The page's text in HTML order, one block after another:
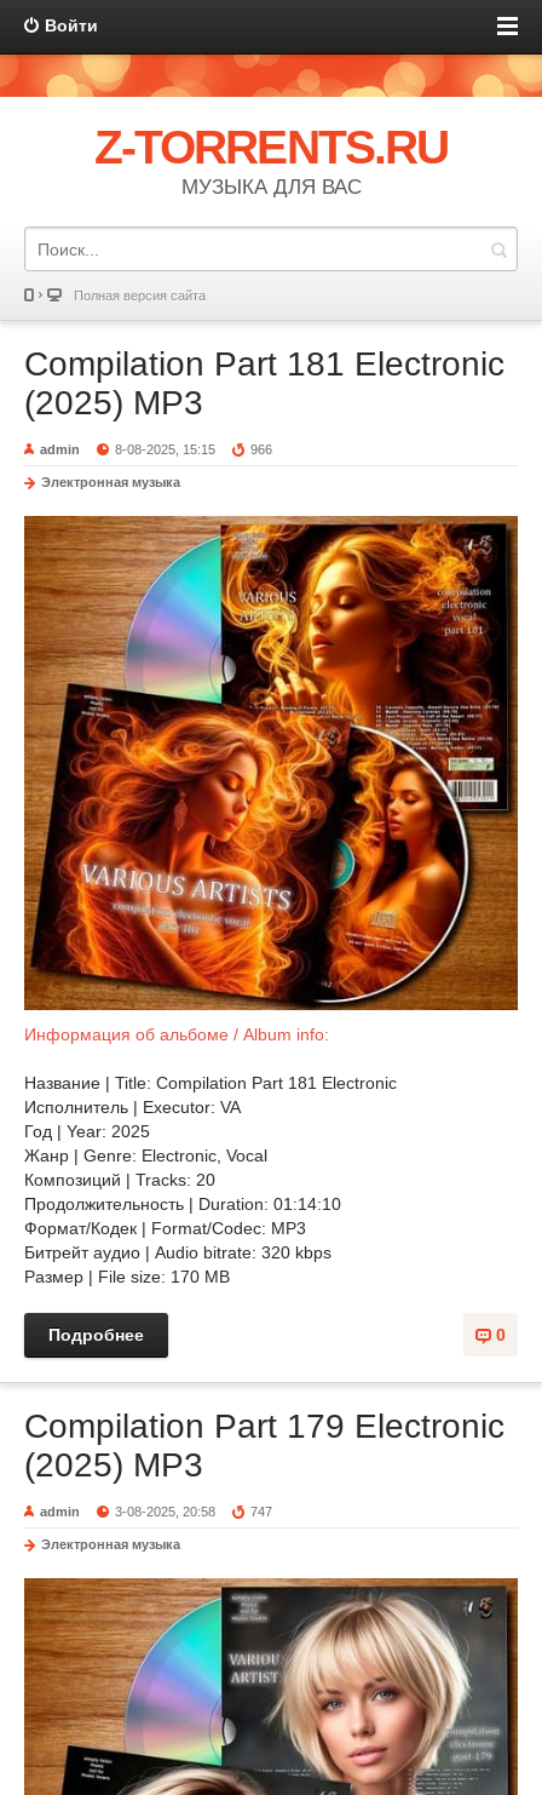
Войти
Z-TORRENTS.RU
МУЗЫКА ДЛЯ ВАС
Полная версия сайта
Compilation Part 181 Electronic
(2025) MP3
admin 8-08-2025, 15:15 966
Электронная музыка
Информация об альбоме / Album info:
Название | Title: Compilation Part 181 Electronic
Исполнитель | Executor: VA
Год | Year: 2025
Жанр | Genre: Electronic, Vocal
Композиций | Tracks: 20
Продолжительность | Duration: 01:14:10
Формат/Кодек | Format/Codec: MP3
Битрейт аудио | Audio bitrate: 320 kbps
Размер | File size: 170 MB
0
Подробнее
Compilation Part 179 Electronic
(2025) MP3
admin 3-08-2025, 20:58 747
Электронная музыка